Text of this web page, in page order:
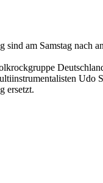
am Samstag nach
ersetzt.